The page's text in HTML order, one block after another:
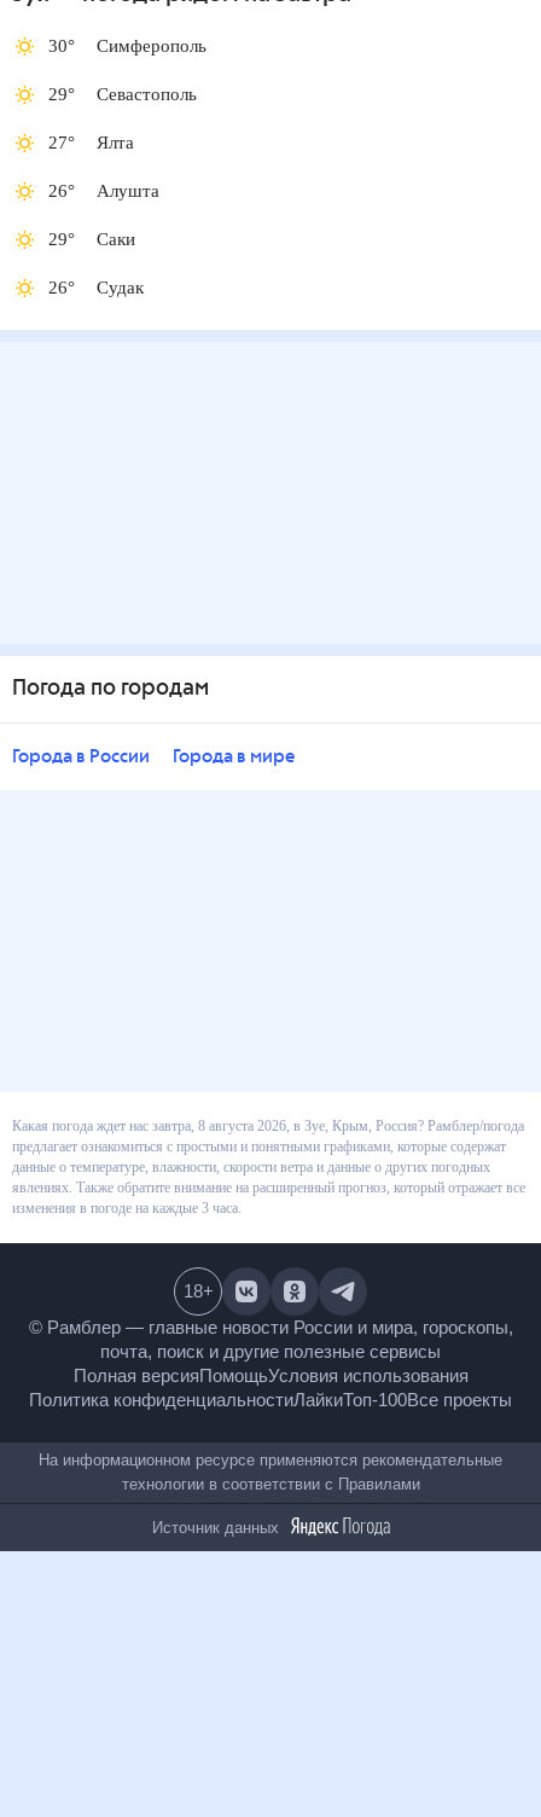
30° Симферополь
29° Севастополь
27° Ялта
26° Алушта
29° Саки
26° Судак
Погода по городам
Города в России Города в мире
Какая погода ждет нас завтра, 8 августа 2026, в Зуе, Крым, Россия?
Рамблер/погода предлагает ознакомиться с простыми и понятными
графиками, которые содержат данные о температуре, влажности,
скорости ветра и данные о других погодных явлениях. Также обратите
внимание на расширенный прогноз, который отражает все изменения в
© Рамблер — главные новости России и мира,
гороскопы, почта, поиск и другие полезные сервисы
Полная версияПомощьУсловия использования
Все проекты
18+
На информационном ресурсе применяются
рекомендательные технологии в соответствии с